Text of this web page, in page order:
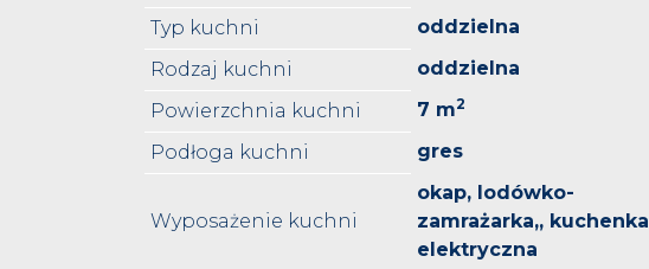
Typ kuchni
oddzielna
Rodzaj kuchni
oddzielna
Powierzchnia kuchni
7 m2
Podłoga kuchni gres
Wyposażenie kuchni
okap, lodówko-
zamrażarka,, kuchenka
elektryczna